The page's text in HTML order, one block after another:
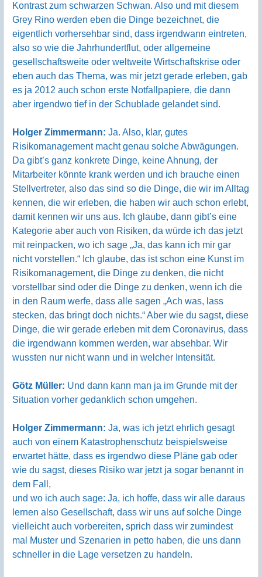
Kontrast zum schwarzen Schwan. Also und mit diesem
Grey Rino werden eben die Dinge bezeichnet, die
eigentlich vorhersehbar sind, dass irgendwann eintreten,
also so wie die Jahrhundertflut, oder allgemeine
gesellschaftsweite oder weltweite Wirtschaftskrise oder
eben auch das Thema, was mir jetzt gerade erleben, gab
es ja 2012 auch schon erste Notfallpapiere, die dann
aber irgendwo tief in der Schublade gelandet sind.
Holger Zimmermann: Ja. Also, klar, gutes
Risikomanagement macht genau solche Abwägungen.
Da gibt’s ganz konkrete Dinge, keine Ahnung, der
Mitarbeiter könnte krank werden und ich brauche einen
Stellvertreter, also das sind so die Dinge, die wir im Alltag
kennen, die wir erleben, die haben wir auch schon erlebt,
damit kennen wir uns aus. Ich glaube, dann gibt’s eine
Kategorie aber auch von Risiken, da würde ich das jetzt
mit reinpacken, wo ich sage „Ja, das kann ich mir gar
nicht vorstellen.“ Ich glaube, das ist schon eine Kunst im
Risikomanagement, die Dinge zu denken, die nicht
vorstellbar sind oder die Dinge zu denken, wenn ich die
in den Raum werfe, dass alle sagen „Ach was, lass
stecken, das bringt doch nichts.“ Aber wie du sagst, diese
Dinge, die wir gerade erleben mit dem Coronavirus, dass
die irgendwann kommen werden, war absehbar. Wir
wussten nur nicht wann und in welcher Intensität.
Götz Müller: Und dann kann man ja im Grunde mit der
Situation vorher gedanklich schon umgehen.
Holger Zimmermann: Ja, was ich jetzt ehrlich gesagt
auch von einem Katastrophenschutz beispielsweise
erwartet hätte, dass es irgendwo diese Pläne gab oder
wie du sagst, dieses Risiko war jetzt ja sogar benannt in
dem Fall,
und wo ich auch sage: Ja, ich hoffe, dass wir alle daraus
lernen also Gesellschaft, dass wir uns auf solche Dinge
vielleicht auch vorbereiten, sprich dass wir zumindest
mal Muster und Szenarien in petto haben, die uns dann
schneller in die Lage versetzen zu handeln.